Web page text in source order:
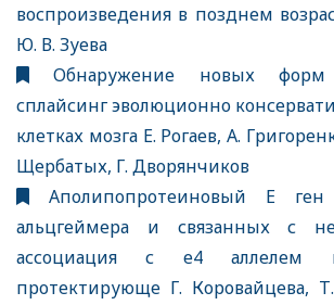
воспроизведения в позднем
Ю. В. Зуева
Обнаружение новых форм
сплайсинг эволюционно
клетках мозга Е. Рогаев, А.
Щербатых, Г. Дворянчиков
Аполипопротеиновый Е
альцгеймера и связанных с
ассоциация с е4 аллелем
протектирующе Г. Коровайцева,